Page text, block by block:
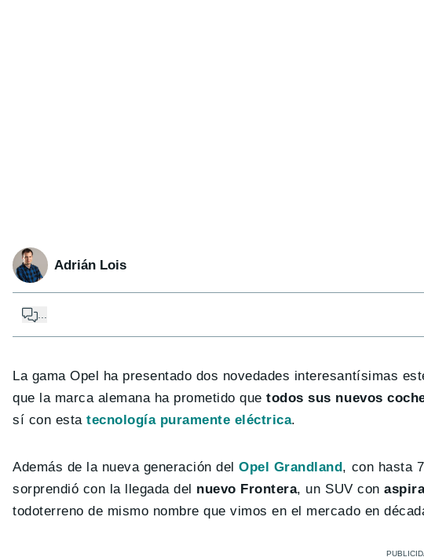
Adrián Lois
...
La gama Opel ha presentado dos novedades interesantísimas
que la marca alemana ha prometido quetodos sus nuevos
sí con estatecnología puramente eléctrica.
Además de la nueva generación delOpel Grandland , con hasta
sorprendió con la llegada del nuevo Frontera, un SUV con
todoterreno de mismo nombre que vimos en el mercado en